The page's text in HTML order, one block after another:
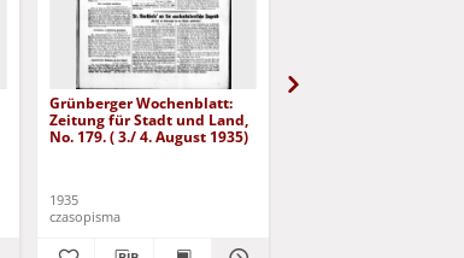
Grünberger Wochenblatt:
Zeitung für Stadt und Land,
No. 179. ( 3./ 4. August 1935)
1935
czasopisma